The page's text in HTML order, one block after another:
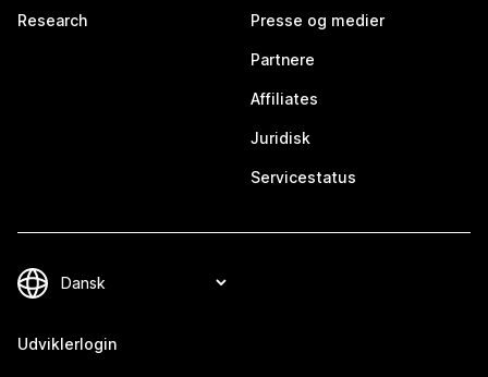
Research Presse og medier
Partnere
Affiliates
Juridisk
Servicestatus
Udviklerlogin